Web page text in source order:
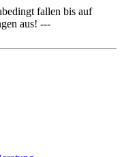
fallen bis auf
aus! ---